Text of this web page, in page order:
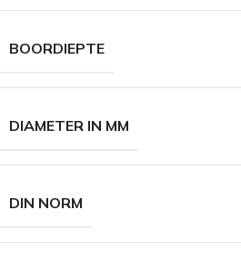
BOORDIEPTE
DIAMETER IN MM
DIN NORM